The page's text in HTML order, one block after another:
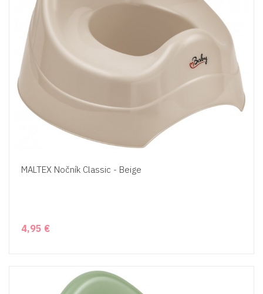
MALTEX Nočník Classic - Beige
4,95 €